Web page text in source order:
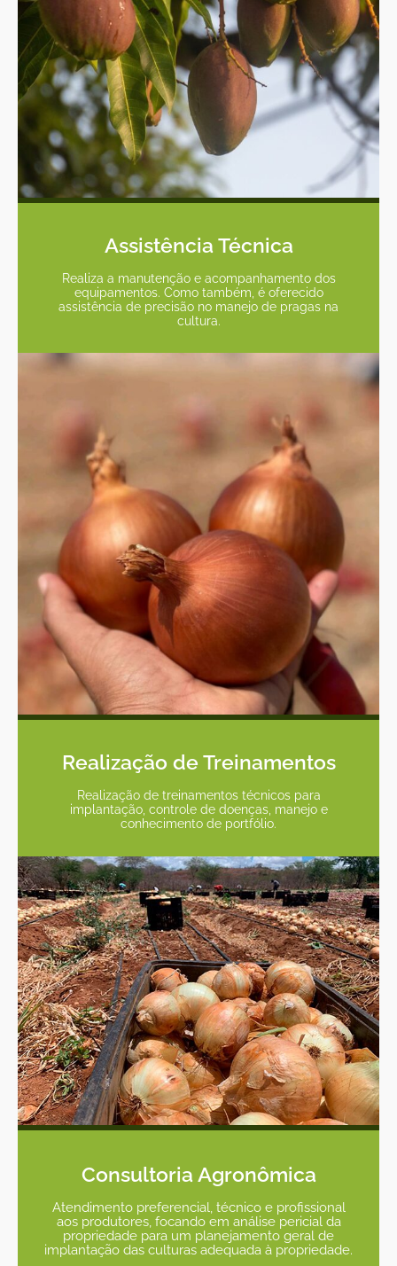
Assistência Técnica
Realiza a manutenção e acompanhamento dos
equipamentos. Como também, é oferecido
assistência de precisão no manejo de pragas na
cultura.
Realização de Treinamentos
Realização de treinamentos técnicos para
implantação, controle de doenças, manejo e
conhecimento de portfólio.
Consultoria Agronômica
Atendimento preferencial, técnico e profissional
aos produtores, focando em análise pericial da
propriedade para um planejamento geral de
implantação das culturas adequada à propriedade.